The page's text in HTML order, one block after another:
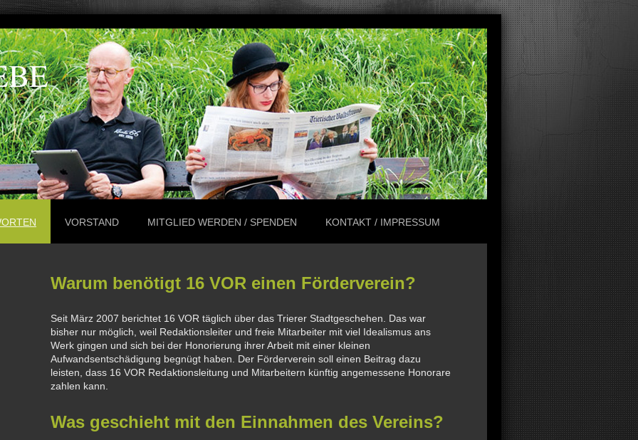
VORSTAND MITGLIED WERDEN / SPENDEN KONTAKT / IMPRESSUM
Warum benötigt 16 VOR einen Förderverein?
Seit März 2007 berichtet 16 VOR täglich über das Trierer Stadtgeschehen. Das war
bisher nur möglich, weil Redaktionsleiter und freie Mitarbeiter mit viel Idealismus ans
Werk gingen und sich bei der Honorierung ihrer Arbeit mit einer kleinen
Aufwandsentschädigung begnügt haben. Der Förderverein soll einen Beitrag dazu
leisten, dass 16 VOR Redaktionsleitung und Mitarbeitern künftig angemessene Honorare
zahlen kann.
Was geschieht mit den Einnahmen des Vereins?